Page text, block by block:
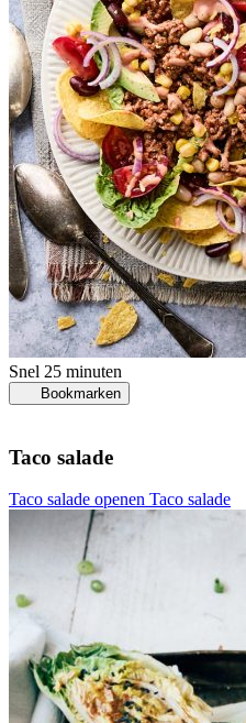
Snel 25 minuten
Bookmarken
Taco salade
Taco salade openen Taco salade